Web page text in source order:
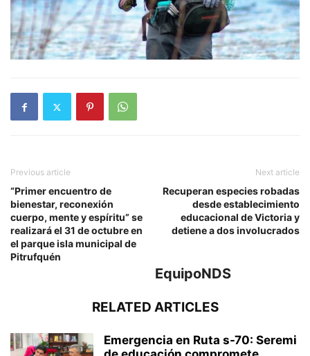
Previous article
“Primer encuentro de
bienestar, reconexión
cuerpo, mente y espíritu” se
realizará el 31 de octubre en
el parque isla municipal de
Pitrufquén
Next article
Recuperan especies robadas
desde establecimiento
educacional de Victoria y
detiene a dos involucrados
EquipoNDS
RELATED ARTICLES
Emergencia en Ruta s-70: Seremi